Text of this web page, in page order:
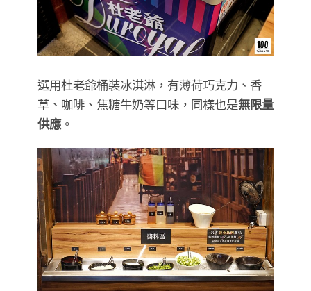
選用杜老爺桶裝冰淇淋，有薄荷巧克力、香
草、咖啡、焦糖牛奶等口味，同樣也是無限量
供應。